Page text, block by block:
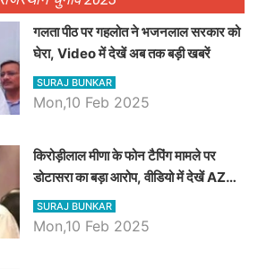
गलता पीठ पर गहलोत ने भजनलाल सरकार को
घेरा, Video में देखें अब तक बड़ी खबरें
SURAJ BUNKAR
Mon,10 Feb 2025
किरोड़ीलाल मीणा के फोन टैपिंग मामले पर
डोटासरा का बड़ा आरोप, वीडियो में देखें AZ
बड़ी खबरें
SURAJ BUNKAR
Mon,10 Feb 2025